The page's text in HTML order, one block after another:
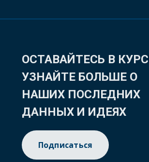
ОСТАВАЙТЕСЬ В
УЗНАЙТЕ БОЛЬШЕ О
НАШИХ ПОСЛЕДНИХ
ДАННЫХ И ИДЕЯХ
Подписаться